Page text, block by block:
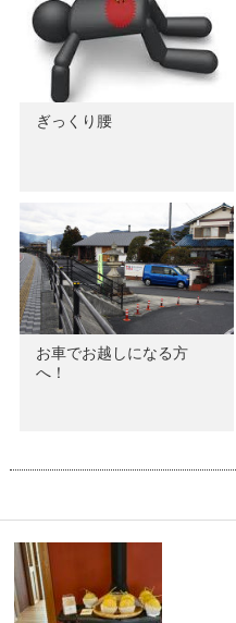
ぎっくり腰
お車でお越しになる方
へ！